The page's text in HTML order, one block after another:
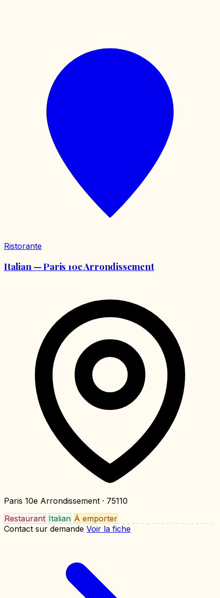
Ristorante
Italian — Paris 10e Arrondissement
Paris 10e Arrondissement · 75110
Restaurant Italian À emporter
Contact sur demande Voir la fiche